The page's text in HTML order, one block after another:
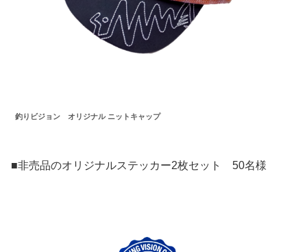
釣りビジョン オリジナル ニットキャップ
■非売品のオリジナルステッカー2枚セット 50名様